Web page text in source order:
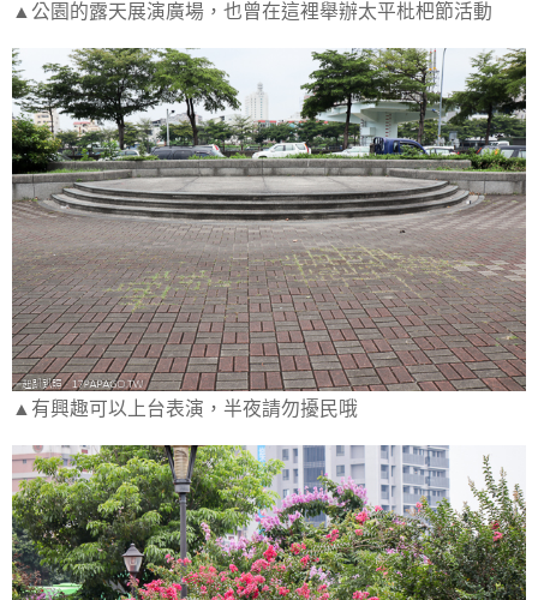
▲公園的露天展演廣場，也曾在這裡舉辦太平枇杷節活動
▲有興趣可以上台表演，半夜請勿擾民哦